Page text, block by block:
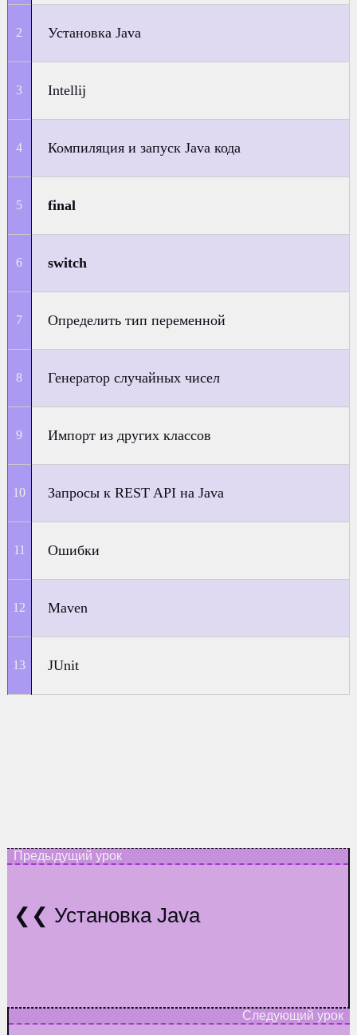
Установка Java
Intellij
Компиляция и запуск Java кода
final
switch
Определить тип переменной
Генератор случайных чисел
Импорт из других классов
Запросы к REST API на Java
Ошибки
Maven
JUnit
Установка Java